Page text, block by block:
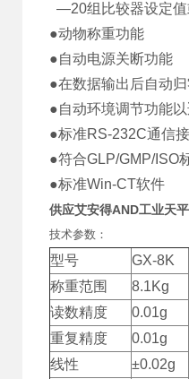
—20组比较器设定
●动物称重功能
●自动电源关断功能
●在数据输出后自动归
●自动环境调节功能
●标准RS-232C通信
●符合GLP/GMP/ISO
●标准Win-CT软件
供应艾安得AND工业天
技术参数：
型号 GX-8K
称重范围
8.1Kg
读数精度
0.01g
重复精度
0.01g
线性
±0.02g